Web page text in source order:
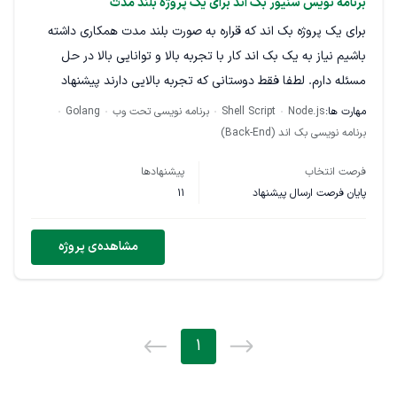
برای یک پروژه بک اند که قراره به صورت بلند مدت همکاری داشته
باشیم نیاز به یک بک اند کار با تجربه بالا و توانایی بالا در حل
مسئله دارم. لطفا فقط دوستانی که تجربه بالایی دارند پیشنهاد
ارسال کنند.حتما نمونه کارهاتون رو بفرستید تا اطلاعات تکمیلی
درباره پروژه در چت براتون ارسال بشه. نیاز به تسلط به موارد پایین
مهارت ها:Node.js
Shell Script برنامه نویسی تحت وب
Golang
برنامه نویسی بک اند (Back-End)
فرصت انتخاب
پایان فرصت ارسال پیشنهاد
پیشنهادها
11
مشاهده‌ی پروژه
1